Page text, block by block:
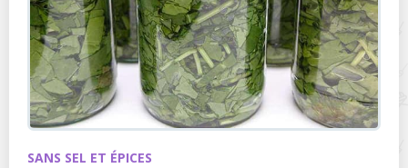
SANS SEL ET ÉPICES